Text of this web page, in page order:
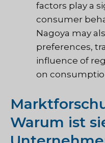
factors play a
consumer
Nagoya may
preferences,
influence of
on
Warum ist